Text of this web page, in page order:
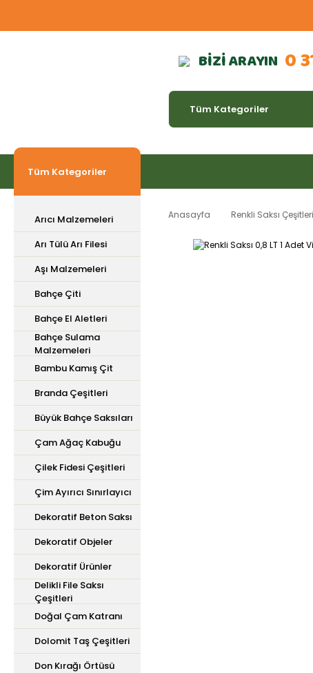
BİZİ ARAYIN 0
Tüm Kategoriler
Arıcı Malzemeleri
Arı Tülü Arı Filesi
Aşı Malzemeleri
Bahçe Çiti
Bahçe El Aletleri
Bahçe Sulama
Malzemeleri
Bambu Kamış Çit
Branda Çeşitleri
Büyük Bahçe Saksıları
Çam Ağaç Kabuğu
Çilek Fidesi Çeşitleri
Çim Ayırıcı Sınırlayıcı
Dekoratif Beton Saksı
Dekoratif Objeler
Dekoratif Ürünler
Delikli File Saksı
Çeşitleri
Doğal Çam Katranı
Dolomit Taş Çeşitleri
Don Kırağı Örtüsü
Anasayfa Renkli Saksı Çeşitleri